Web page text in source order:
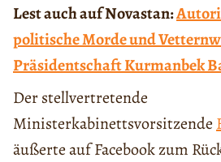
Lest auch auf Novastan:
politische Morde und
Präsidentschaft Kurmanbek
Der stellvertretende
Ministerkabinettsvorsitzende
äußerte auf Facebook zum